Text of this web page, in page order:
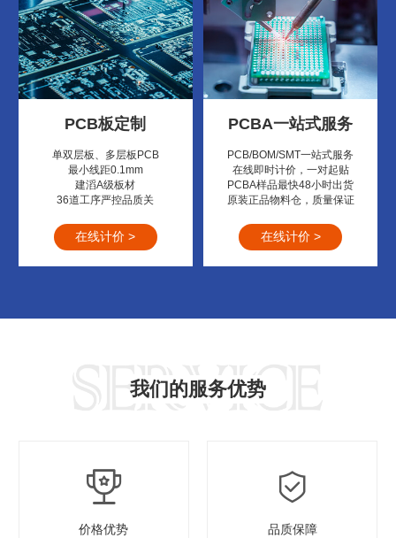
PCB板定制
单双层板、多层板PCB
最小线距0.1mm
建滔A级板材
36道工序严控品质关
在线计价 >
PCBA一站式服务
PCB/BOM/SMT一站式服务
在线即时计价，一对起贴
PCBA样品最快48小时出货
原装正品物料仓，质量保证
在线计价 >
我们的服务优势
价格优势 品质保障